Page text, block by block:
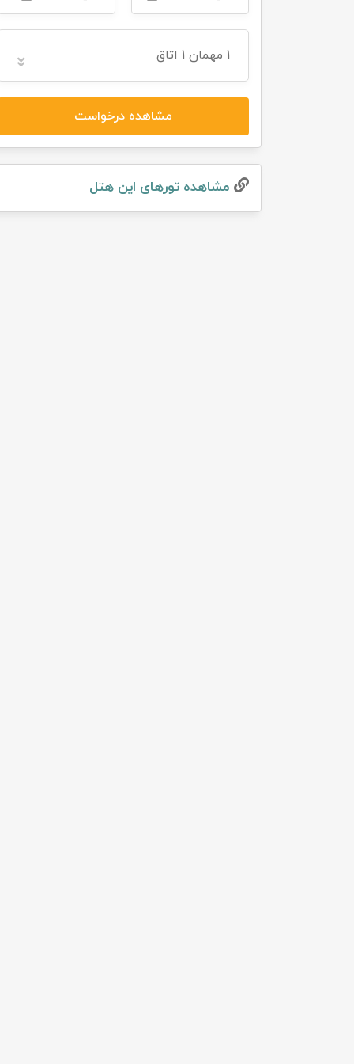
1 مهمان 1 اتاق
مشاهده درخواست
مشاهده تور‌های این هتل